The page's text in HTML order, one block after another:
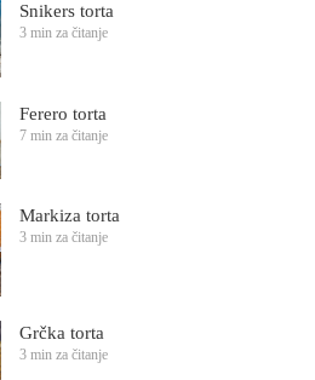
Snikers torta
3 min za čitanje
Ferero torta
7 min za čitanje
Markiza torta
3 min za čitanje
Grčka torta
3 min za čitanje